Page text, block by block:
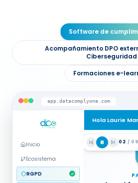
Software de
Acompañamiento DPO
Ciberseguridad
Formaciones e-
app.datacomplyone.com
Inicio
Ecosistema
RGPD
Hola Laurie
03/09·